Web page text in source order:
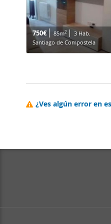
750€ 85m2
3 Hab.
Santiago de Compostela
¿Ves algún error en